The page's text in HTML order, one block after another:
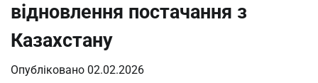
відновлення постачання з
Казахстану
Опубліковано 02.02.2026